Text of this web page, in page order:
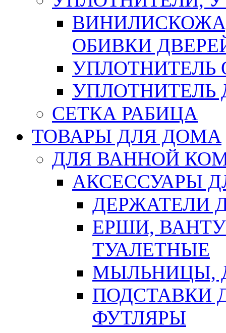
ОБИВКИ
УПЛОТНИТЕЛЬ
СЕТКА РАБИЦА
ТОВАРЫ ДЛЯ ДОМА
ДЛЯ ВАННОЙ
АКСЕССУАРЫ
ДЕРЖАТЕЛИ
ЕРШИ,
ТУАЛЕТНЫЕ
МЫЛЬНИЦЫ,
ПОДСТАВКИ
ФУТЛЯРЫ